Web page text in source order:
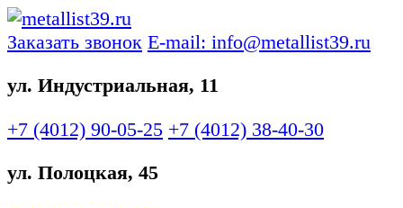
Заказать звонок E-mail: info@metallist39.ru
ул. Индустриальная, 11
+7 (4012) 90-05-25 +7 (4012) 38-40-30
ул. Полоцкая, 45